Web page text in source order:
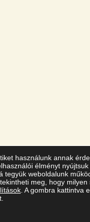
használunk annak
élményt
tegyük weboldalunk
meg, hogy milyen
. A gombra kattintva